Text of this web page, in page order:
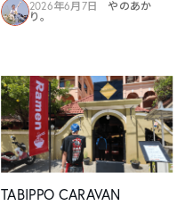
2026年6月7日
やのあか
り。
TABIPPO CARAVAN